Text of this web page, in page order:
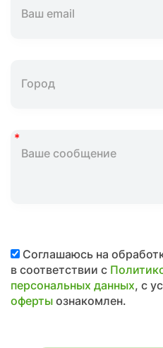
Соглашаюсь на
в соответствии с
персональных данных, с
офертыознакомлен.